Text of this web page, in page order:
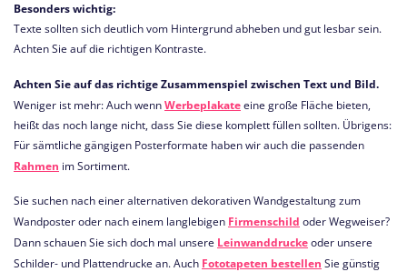
Besonders wichtig:
Texte sollten sich deutlich vom Hintergrund abheben und gut lesbar sein.
Achten Sie auf die richtigen Kontraste.
Achten Sie auf das richtige Zusammenspiel zwischen Text und Bild.
Weniger ist mehr: Auch wennWerbeplakateeine große Fläche bieten,
heißt das noch lange nicht, dass Sie diese komplett füllen sollten. Übrigens:
Für sämtliche gängigen Posterformate haben wir auch die passenden
Rahmen im Sortiment.
Sie suchen nach einer alternativen dekorativen Wandgestaltung zum
Wandposter oder nach einem langlebigen Firmenschild oder Wegweiser?
Dann schauen Sie sich doch mal unsere Leinwanddruckeoder unsere
Schilder- und Plattendrucke an. Auch Fototapeten bestellen Sie günstig